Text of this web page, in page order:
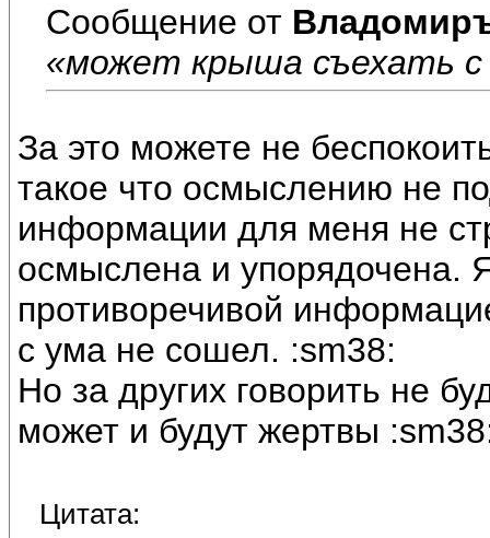
Сообщение от
«может крыша съехать
За это можете не
такое что осмыслению не
информации для меня не
осмыслена и упорядочена.
противоречивой
с ума не сошел. :sm38:
Но за других говорить не
может и будут жертвы
Цитата: